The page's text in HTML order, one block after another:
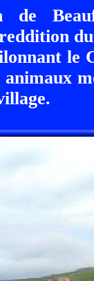
de
le
animaux